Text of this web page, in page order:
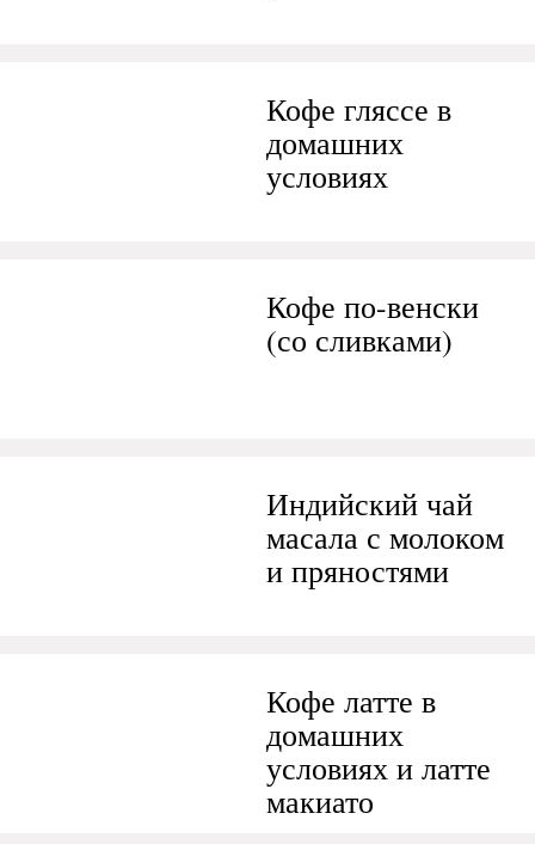
Кофе гляссе в
домашних
условиях
Кофе по-венски
(со сливками)
Индийский чай
масала с молоком
и пряностями
Кофе латте в
домашних
условиях и латте
макиато